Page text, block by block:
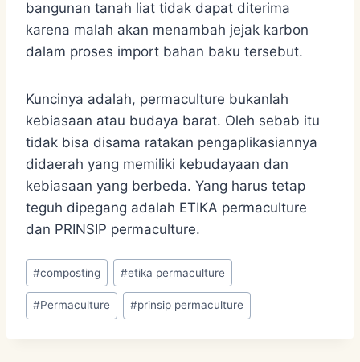
bangunan tanah liat tidak dapat diterima
karena malah akan menambah jejak karbon
dalam proses import bahan baku tersebut.
Kuncinya adalah, permaculture bukanlah
kebiasaan atau budaya barat. Oleh sebab itu
tidak bisa disama ratakan pengaplikasiannya
didaerah yang memiliki kebudayaan dan
kebiasaan yang berbeda. Yang harus tetap
teguh dipegang adalah ETIKA permaculture
dan PRINSIP permaculture.
Post
Tags:
#composting #etika permaculture
#Permaculture #prinsip permaculture